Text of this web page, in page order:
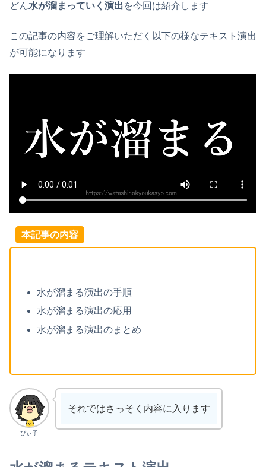
どん水が溜まっていく演出を今回は紹介します
この記事の内容をご理解いただく以下の様なテキスト演出
が可能になります
本記事の内容
水が溜まる演出の手順
水が溜まる演出の応用
水が溜まる演出のまとめ
ぴぃ子
それではさっそく内容に入ります